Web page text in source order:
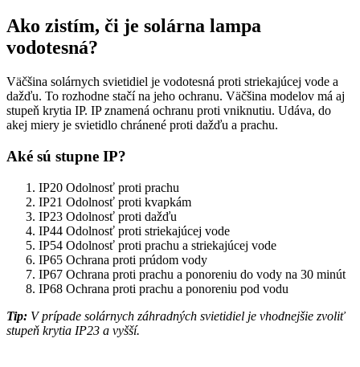
Ako zistím, či je solárna lampa
vodotesná?
Väčšina solárnych svietidiel je vodotesná proti striekajúcej vode a
dažďu. To rozhodne stačí na jeho ochranu. Väčšina modelov má aj
stupeň krytia IP. IP znamená ochranu proti vniknutiu. Udáva, do
akej miery je svietidlo chránené proti dažďu a prachu.
Aké sú stupne IP?
IP20 Odolnosť proti prachu
IP21 Odolnosť proti kvapkám
IP23 Odolnosť proti dažďu
IP44 Odolnosť proti striekajúcej vode
IP54 Odolnosť proti prachu a striekajúcej vode
IP65 Ochrana proti prúdom vody
IP67 Ochrana proti prachu a ponoreniu do vody na 30 minút
IP68 Ochrana proti prachu a ponoreniu pod vodu
Tip: V prípade solárnych záhradných svietidiel je vhodnejšie zvoliť
stupeň krytia IP23 a vyšší.